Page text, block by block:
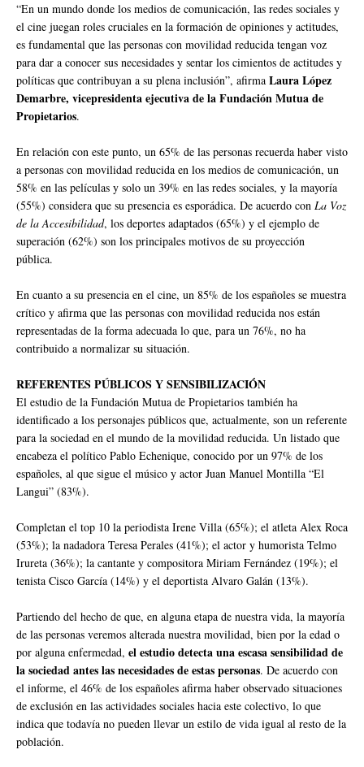
“En un mundo donde los medios de comunicación, las redes sociales y
el cine juegan roles cruciales en la formación de opiniones y actitudes,
es fundamental que las personas con movilidad reducida tengan voz
para dar a conocer sus necesidades y sentar los cimientos de actitudes y
políticas que contribuyan a su plena inclusión”, afirma Laura López
Demarbre, vicepresidenta ejecutiva de la Fundación Mutua de
Propietarios.
En relación con este punto, un 65% de las personas recuerda haber visto
a personas con movilidad reducida en los medios de comunicación, un
58% en las películas y solo un 39% en las redes sociales, y la mayoría
(55%) considera que su presencia es esporádica. De acuerdo con La Voz
de la Accesibilidad, los deportes adaptados (65%) y el ejemplo de
superación (62%) son los principales motivos de su proyección
pública.
En cuanto a su presencia en el cine, un 85% de los españoles se muestra
crítico y afirma que las personas con movilidad reducida nos están
representadas de la forma adecuada lo que, para un 76%, no ha
contribuido a normalizar su situación.
REFERENTES PÚBLICOS Y SENSIBILIZACIÓN
El estudio de la Fundación Mutua de Propietarios también ha
identificado a los personajes públicos que, actualmente, son un referente
para la sociedad en el mundo de la movilidad reducida. Un listado que
encabeza el político Pablo Echenique, conocido por un 97% de los
españoles, al que sigue el músico y actor Juan Manuel Montilla “El
Langui” (83%).
Completan el top 10 la periodista Irene Villa (65%); el atleta Alex Roca
(53%); la nadadora Teresa Perales (41%); el actor y humorista Telmo
Irureta (36%); la cantante y compositora Miriam Fernández (19%); el
tenista Cisco García (14%) y el deportista Alvaro Galán (13%).
Partiendo del hecho de que, en alguna etapa de nuestra vida, la mayoría
de las personas veremos alterada nuestra movilidad, bien por la edad o
por alguna enfermedad, el estudio detecta una escasa sensibilidad de
la sociedad antes las necesidades de estas personas. De acuerdo con
el informe, el 46% de los españoles afirma haber observado situaciones
de exclusión en las actividades sociales hacia este colectivo, lo que
indica que todavía no pueden llevar un estilo de vida igual al resto de la
población.